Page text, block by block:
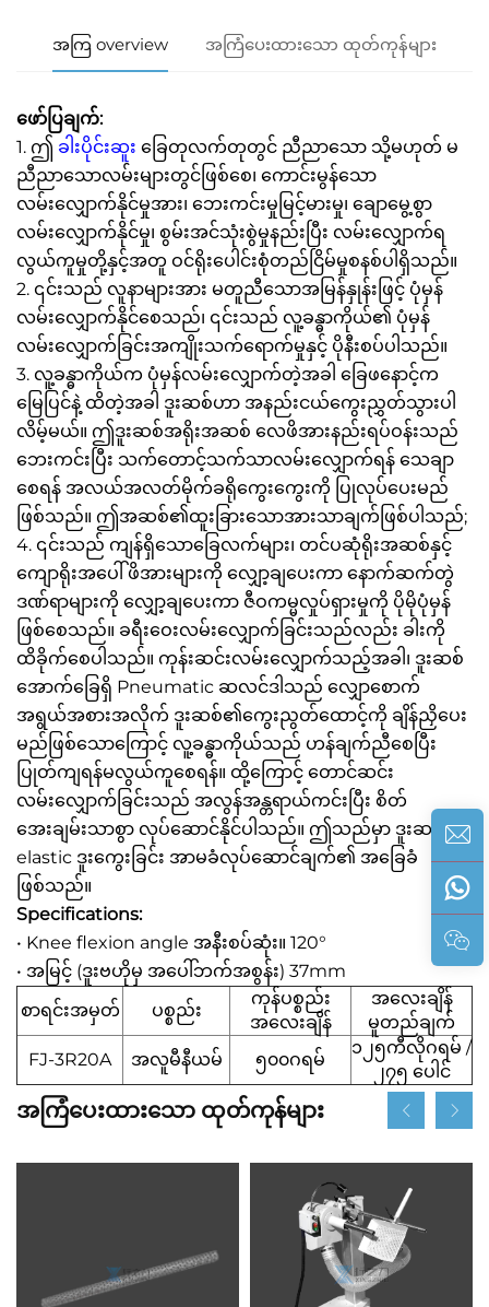
အကြ overview အကြံပေးထားသော ထုတ်ကုန်များ
ဖော်ပြချက်:
1. ဤ ခါးပိုင်းဆူး ခြေတုလက်တုတွင် ညီညာသော သို့မဟုတ် မ
ညီညာသောလမ်းများတွင်ဖြစ်စေ၊ ကောင်းမွန်သော
လမ်းလျှောက်နိုင်မှုအား၊ ဘေးကင်းမှုမြင့်မားမှု၊ ချောမွေ့စွာ
လမ်းလျှောက်နိုင်မှု၊ စွမ်းအင်သုံးစွဲမှုနည်းပြီး လမ်းလျှောက်ရ
လွယ်ကူမှုတို့နှင့်အတူ ဝင်ရိုးပေါင်းစုံတည်ငြိမ်မှုစနစ်ပါရှိသည်။
2. ၎င်းသည် လူနာများအား မတူညီသောအမြန်နှုန်းဖြင့် ပုံမှန်
လမ်းလျှောက်နိုင်စေသည်၊ ၎င်းသည် လူ့ခန္ဓာကိုယ်၏ ပုံမှန်
လမ်းလျှောက်ခြင်းအကျိုးသက်ရောက်မှုနှင့် ပိုနီးစပ်ပါသည်။
3. လူ့ခန္ဓာကိုယ်က ပုံမှန်လမ်းလျှောက်တဲ့အခါ ခြေဖနောင့်က
မြေပြင်နဲ့ ထိတဲ့အခါ ဒူးဆစ်ဟာ အနည်းငယ်ကွေးညွှတ်သွားပါ
လိမ့်မယ်။ ဤဒူးဆစ်အရိုးအဆစ် လေဖိအားနည်းရပ်ဝန်းသည်
ဘေးကင်းပြီး သက်တောင့်သက်သာလမ်းလျှောက်ရန် သေချာ
စေရန် အလယ်အလတ်မိုက်ခရိုကွေးကွေးကို ပြုလုပ်ပေးမည်
ဖြစ်သည်။ ဤအဆစ်၏ထူးခြားသောအားသာချက်ဖြစ်ပါသည်;
4. ၎င်းသည် ကျန်ရှိသောခြေလက်များ၊ တင်ပဆုံရိုးအဆစ်နှင့်
ကျောရိုးအပေါ် ဖိအားများကို လျှော့ချပေးကာ နောက်ဆက်တွဲ
ဒဏ်ရာများကို လျှော့ချပေးကာ ဇီဝကမ္မလှုပ်ရှားမှုကို ပိုမိုပုံမှန်
ဖြစ်စေသည်။ ခရီးဝေးလမ်းလျှောက်ခြင်းသည်လည်း ခါးကို
ထိခိုက်စေပါသည်။ ကုန်းဆင်းလမ်းလျှောက်သည့်အခါ၊ ဒူးဆစ်
အောက်ခြေရှိ Pneumatic ဆလင်ဒါသည် လျှောစောက်
အရွယ်အစားအလိုက် ဒူးဆစ်၏ကွေးညွတ်ထောင့်ကို ချိန်ညှိပေး
မည်ဖြစ်သောကြောင့် လူ့ခန္ဓာကိုယ်သည် ဟန်ချက်ညီစေပြီး
ပြုတ်ကျရန်မလွယ်ကူစေရန်။ ထို့ကြောင့် တောင်ဆင်း
လမ်းလျှောက်ခြင်းသည် အလွန်အန္တရာယ်ကင်းပြီး စိတ်
အေးချမ်းသာစွာ လုပ်ဆောင်နိုင်ပါသည်။ ဤသည်မှာ ဒူးဆစ်၏
elastic ဒူးကွေးခြင်း အာမခံလုပ်ဆောင်ချက်၏ အခြေခံ
ဖြစ်သည်။
Specifications:
• Knee flexion angle အနီးစပ်ဆုံး။ 120°
• အမြင့် (ဒူးဗဟိုမှ အပေါ်ဘက်အစွန်း) 37mm
စာရင်းအမှတ်
ပစ္စည်း
ကုန်ပစ္စည်း
အလေးချိန်
အလေးချိန်
မူတည်ချက်
FJ-3R20A
အလူမီနီယမ် ၅၀၀ဂရမ်
၁၂၅ကီလိုဂရမ် /
၂၇၅ ပေါင်
အကြံပေးထားသော ထုတ်ကုန်များ